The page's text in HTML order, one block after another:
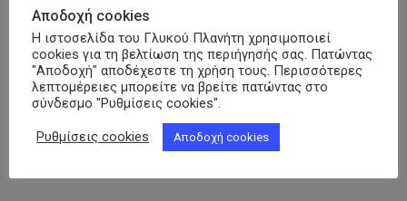
29 Ιουνίου, 2026
150 χρόνια Lilly και 32 χρόνια
Φαρμασέρβ-Λίλλυ: Eπετειακή
εκδήλωση – Εκπροσωπήθηκε και η
ΠΟΣΣΑΣΔΙΑ
Αποδοχή cookies
Η ιστοσελίδα του Γλυκού Πλανήτη χρησιμοποιεί
cookies για τη βελτίωση της περιήγησής σας. Πατώντας
"Αποδοχή" αποδέχεστε τη χρήση τους. Περισσότερες
λεπτομέρειες μπορείτε να βρείτε πατώντας στο
σύνδεσμο "Ρυθμίσεις cookies".
Ρυθμίσεις cookies Αποδοχή cookies